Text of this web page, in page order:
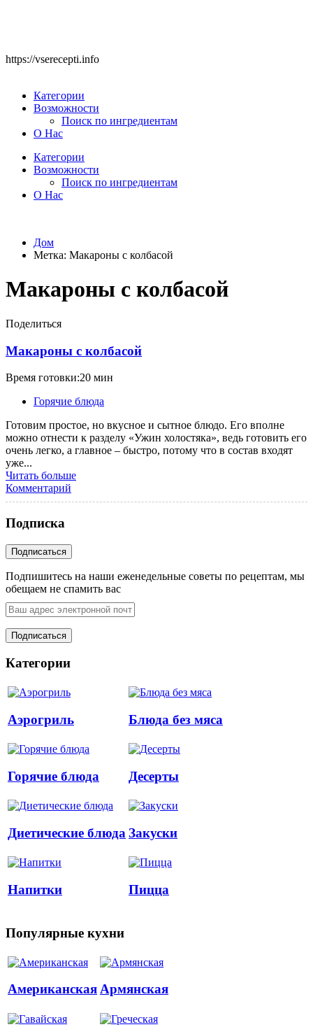
https://vserecepti.info
Категории
Возможности
Поиск по ингредиентам
О Нас
Категории
Возможности
Поиск по ингредиентам
О Нас
Дом
Метка: Макароны с колбасой
Макароны с колбасой
Поделиться
Макароны с колбасой
Время готовки:20 мин
Горячие блюда
Готовим простое, но вкусное и сытное блюдо. Его вполне
можно отнести к разделу «Ужин холостяка», ведь готовить его
очень легко, а главное – быстро, потому что в состав входят
уже...
Читать больше
Комментарий
Подписка
Подпишитесь на наши еженедельные советы по рецептам, мы
обещаем не спамить вас
Категории
Аэрогриль Блюда без мяса
Горячие блюда Десерты
Диетические блюда Закуски
Напитки Пицца
Популярные кухни
АмериканскаяАрмянская